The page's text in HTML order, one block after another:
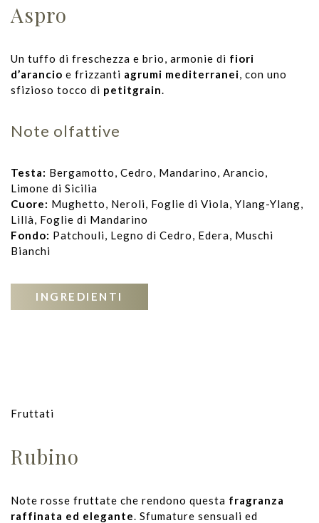
Aspro
Un tuffo di freschezza e brio, armonie di fiori
d’arancio e frizzanti agrumi mediterranei , con uno
sfizioso tocco di petitgrain
Note olfattive
Testa: Bergamotto, Cedro, Mandarino, Arancio,
Limone di Sicilia
Cuore: Mughetto, Neroli, Foglie di Viola, Ylang-Ylang,
Lillà, Foglie di Mandarino
Fondo: Patchouli, Legno di Cedro, Edera, Muschi
Bianchi
INGREDIENTI
Fruttati
Rubino
Note rosse fruttate che rendono questa fragranza
raffinata ed elegante . Sfumature sensuali ed